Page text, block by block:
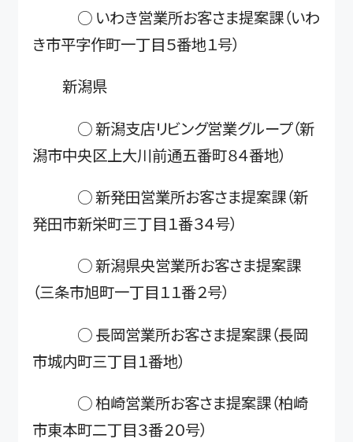
○ いわき営業所お客さま提案課（いわ
き市平字作町一丁目５番地１号）
新潟県
○ 新潟支店リビング営業グループ（新
潟市中央区上大川前通五番町８４番地）
○ 新発田営業所お客さま提案課（新
発田市新栄町三丁目１番３４号）
○ 新潟県央営業所お客さま提案課
（三条市旭町一丁目１１番２号）
○ 長岡営業所お客さま提案課（長岡
市城内町三丁目１番地）
○ 柏崎営業所お客さま提案課（柏崎
市東本町二丁目３番２０号）